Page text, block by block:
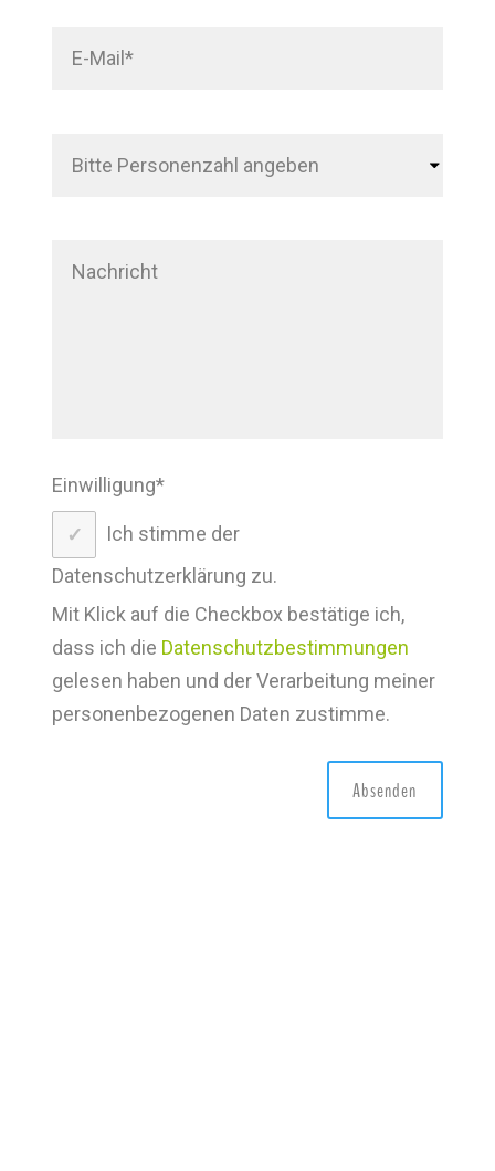
Einwilligung*
Ich stimme der
Datenschutzerklärung zu.
Mit Klick auf die Checkbox bestätige ich,
dass ich die Datenschutzbestimmungen
gelesen haben und der Verarbeitung meiner
personenbezogenen Daten zustimme.